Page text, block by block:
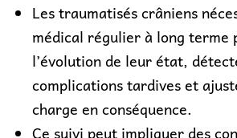
Les traumatisés crâniens
médical régulier à long terme
l’évolution de leur état,
complications tardives et
charge en conséquence.
Ce suivi peut impliquer des